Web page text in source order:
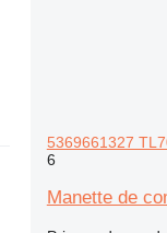
5369661327
6
Manette de